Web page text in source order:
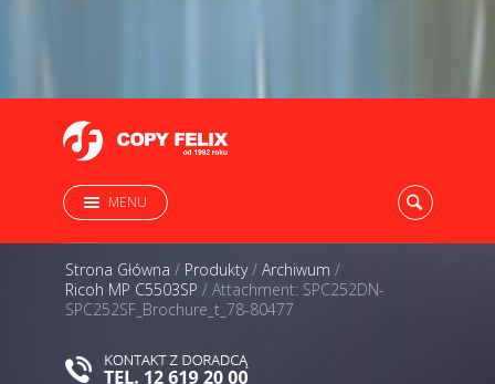
MENU
Strona Główna / Produkty/ Archiwum /
Ricoh MP C5503SP / Attachment: SPC252DN-
SPC252SF_Brochure_t_78-80477